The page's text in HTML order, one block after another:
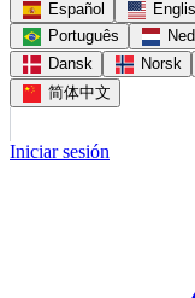
Español
Português
Dansk
Norsk
简体中文
Iniciar sesión